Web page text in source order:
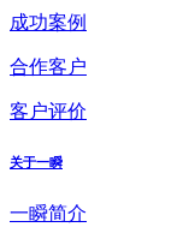
成功案例
合作客户
客户评价
关于一瞬
一瞬简介